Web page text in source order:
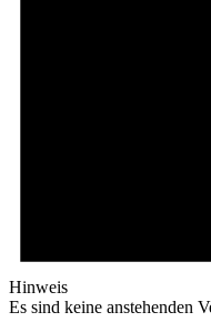
Hinweis
Es sind keine anstehenden